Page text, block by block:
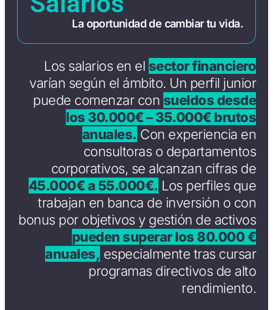
La oportunidad de cambiar tu vida.
Los salarios en el sector financiero
varían según el ámbito. Un perfil junior
puede comenzar con sueldos desde
los 30.000€ – 35.000€ brutos
anuales. Con experiencia en
consultoras o departamentos
corporativos, se alcanzan cifras de
45.000€ a 55.000€. Los perfiles que
trabajan en banca de inversión o con
bonus por objetivos y gestión de activos
pueden superar los 80.000 €
anuales, especialmente tras cursar
programas directivos de alto
rendimiento.